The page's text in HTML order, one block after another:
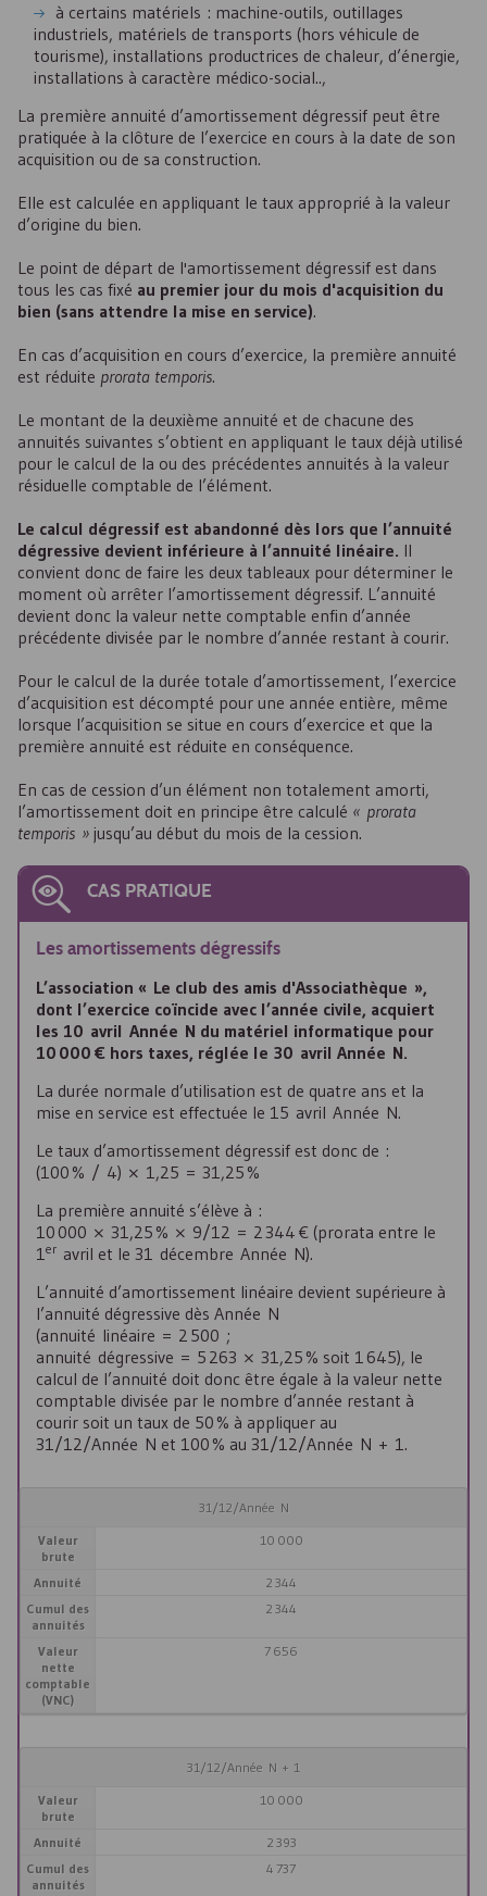
à certains matériels : machine-outils, outillages
industriels, matériels de transports (hors véhicule de
tourisme), installations productrices de chaleur, d’énergie,
installations à caractère médico-social..,
La première annuité d’amortissement dégressif peut être
pratiquée à la clôture de l’exercice en cours à la date de son
acquisition ou de sa construction.
Elle est calculée en appliquant le taux approprié à la valeur
d’origine du bien.
Le point de départ de l'amortissement dégressif est dans
tous les cas fixé au premier jour du mois d'acquisition du
bien (sans attendre la mise en service).
En cas d’acquisition en cours d’exercice, la première annuité
est réduite prorata temporis.
Le montant de la deuxième annuité et de chacune des
annuités suivantes s’obtient en appliquant le taux déjà utilisé
pour le calcul de la ou des précédentes annuités à la valeur
résiduelle comptable de l’élément.
Le calcul dégressif est abandonné dès lors que l’annuité
dégressive devient inférieure à l’annuité linéaire. Il
convient donc de faire les deux tableaux pour déterminer le
moment où arrêter l’amortissement dégressif. L’annuité
devient donc la valeur nette comptable enfin d’année
précédente divisée par le nombre d’année restant à courir.
Pour le calcul de la durée totale d’amortissement, l’exercice
d’acquisition est décompté pour une année entière, même
lorsque l’acquisition se situe en cours d’exercice et que la
première annuité est réduite en conséquence.
En cas de cession d’un élément non totalement amorti,
l’amortissement doit en principe être calculé « prorata
temporis » jusqu’au début du mois de la cession.
CAS PRATIQUE
Les amortissements dégressifs
L’association « Le club des amis d'Associathèque »,
dont l’exercice coïncide avec l’année civile, acquiert
les 10 avril Année N du matériel informatique pour
10 000 € hors taxes, réglée le 30 avril Année N.
La durée normale d’utilisation est de quatre ans et la
mise en service est effectuée le 15 avril Année N.
Le taux d’amortissement dégressif est donc de :
(100 % / 4) × 1,25 = 31,25 %
La première annuité s’élève à :
10 000 × 31,25 % × 9/12 = 2 344 € (prorata entre le
1er avril et le 31 décembre Année N).
L’annuité d’amortissement linéaire devient supérieure à
l’annuité dégressive dès Année N
(annuité linéaire = 2 500 ;
annuité dégressive = 5 263 × 31,25 % soit 1 645), le
calcul de l’annuité doit donc être égale à la valeur nette
comptable divisée par le nombre d’année restant à
courir soit un taux de 50 % à appliquer au
31/12/Année N et 100 % au 31/12/Année N + 1.
31/12/Année N
Valeur
brute
10 000
Annuité
2 344
Cumul des
annuités
2 344
Valeur
nette
comptable
(VNC)
7 656
31/12/Année N + 1
Valeur
brute
10 000
Annuité
2 393
Cumul des
annuités
4 737